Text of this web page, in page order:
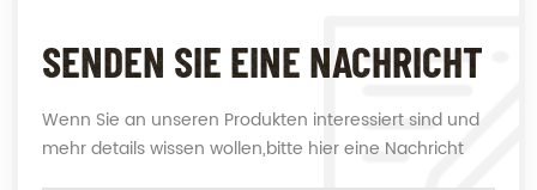
SENDEN SIE EINE NACHRICHT
Wenn Sie an unseren Produkten interessiert sind und
mehr details wissen wollen,bitte hier eine Nachricht